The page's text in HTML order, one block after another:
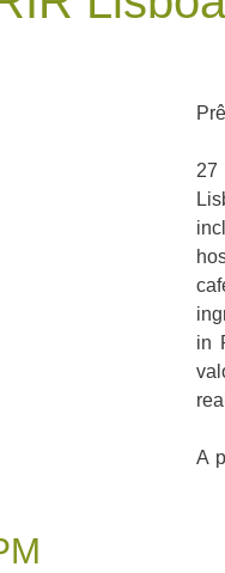
in
A